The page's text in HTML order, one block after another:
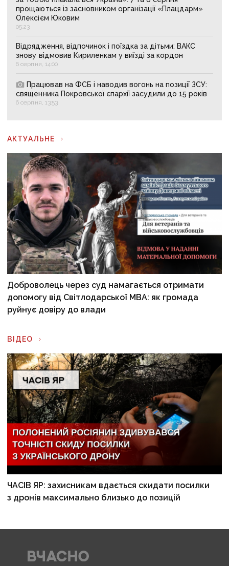
прощаються із засновником організації «Плацдарм»
Олексієм Юковим
05:23
Відрядження, відпочинок і поїздка за дітьми: ВАКС
знову відмовив Кириленкам у виїзді за кордон
6 серпня, 14:00
Працював на ФСБ і наводив вогонь на позиції ЗСУ:
священника Покровської єпархії засудили до 15 років
6 серпня, 13:53
АКТУАЛЬНЕ
Доброволець через суд намагається отримати
допомогу від Світлодарської МВА: як громада
руйнує довіру до влади
ВІДЕО
ЧАСІВ ЯР: захисникам вдається скидати посилки
з дронів максимально близько до позицій